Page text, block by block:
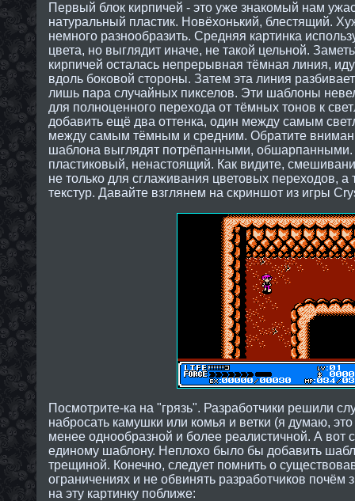
Первый блок кирпичей - это уже знакомый нам
натуральный пластик. Новёхонький, блестящий.
немного разнообразить. Средняя картинка
цвета, но выглядит иначе, не такой цельной.
кирпичей осталась непрерывная тёмная линия,
вдоль боковой стороны. Затем эта линия
лишь пара случайных пикселов. Эти шаблоны
для полноценного перехода от тёмных тонов к
добавить ещё два оттенка, один между самым
между самым тёмным и средним. Обратите
шаблона выглядят потрёпанными, обшарпанными.
пластиковый, ненастоящий. Как видите,
не только для сглаживания цветовых переходов, а
текстур. Давайте взглянем на скриншот из игры
Посмотрите-ка на "грязь". Разработчики решили
набросать камушки или комья и ветки (я думаю,
менее однообразной и более реалистичной. А вот
единому шаблону. Неплохо было бы добавить
трещиной. Конечно, следует помнить о
ограничениях и не обвинять разработчиков почём
на эту картинку поближе: